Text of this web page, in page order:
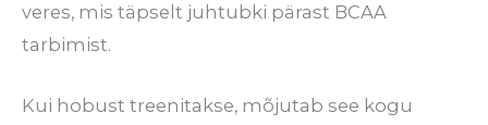
veres, mis täpselt juhtubki pärast BCAA
tarbimist.
Kui hobust treenitakse, mõjutab see kogu